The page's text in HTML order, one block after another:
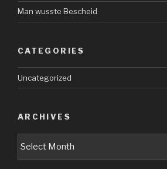
Man wusste Bescheid
CATEGORIES
Uncategorized
ARCHIVES